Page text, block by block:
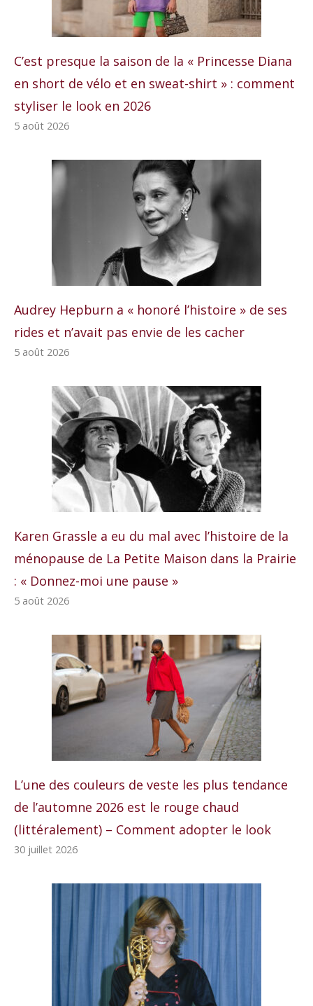
C’est presque la saison de la « Princesse Diana
en short de vélo et en sweat-shirt » : comment
styliser le look en 2026
5 août 2026
Audrey Hepburn a « honoré l’histoire » de ses
rides et n’avait pas envie de les cacher
5 août 2026
Karen Grassle a eu du mal avec l’histoire de la
ménopause de La Petite Maison dans la Prairie
: « Donnez-moi une pause »
5 août 2026
L’une des couleurs de veste les plus tendance
de l’automne 2026 est le rouge chaud
(littéralement) – Comment adopter le look
30 juillet 2026